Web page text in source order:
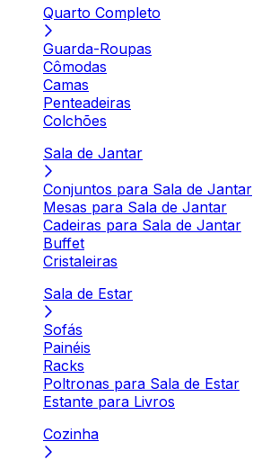
Quarto Completo
Guarda-Roupas
Cômodas
Camas
Penteadeiras
Colchões
Sala de Jantar
Conjuntos para Sala de Jantar
Mesas para Sala de Jantar
Cadeiras para Sala de Jantar
Buffet
Cristaleiras
Sala de Estar
Sofás
Painéis
Racks
Poltronas para Sala de Estar
Estante para Livros
Cozinha